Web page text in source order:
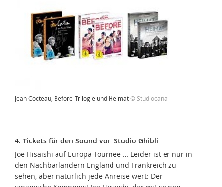
Jean Cocteau, Before-Trilogie und Heimat© Studiocanal
4. Tickets für den Sound von Studio Ghibli
Joe Hisaishi auf Europa-Tournee … Leider ist er nur in
den Nachbarländern England und Frankreich zu
sehen, aber natürlich jede Anreise wert: Der